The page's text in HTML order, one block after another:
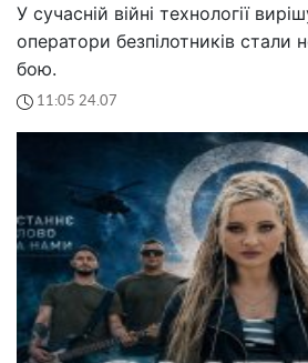
У сучасній війні технології
оператори безпілотників стали
бою.
11:05 24.07